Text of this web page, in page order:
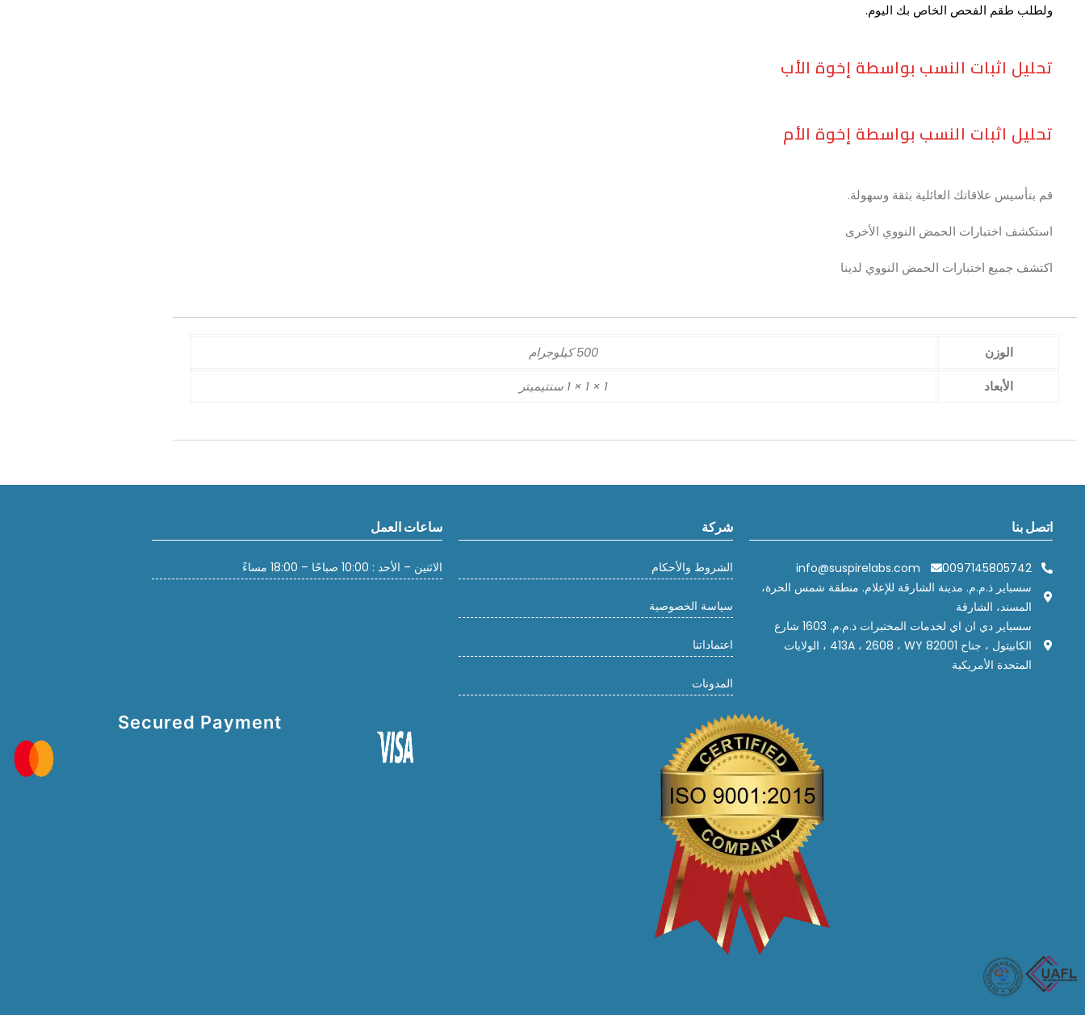
ولطلب طقم الفحص الخاص بك اليوم.
تحليل اثبات النسب بواسطة إخوة الأب
تحليل اثبات النسب بواسطة إخوة الأم
قم بتأسيس علاقاتك العائلية بثقة وسهولة.
استكشف اختبارات الحمض النووي الأخرى
اكتشف جميع اختبارات الحمض النووي لدينا
الوزن
500 كيلوجرام
الأبعاد
1 × 1 × 1 سنتيميتر
اتصل بنا
0097145805742
info@suspirelabs.com
سسباير ذ.م.م. مدينة الشارقة للإعلام. منطقة شمس الحرة،
المسند، الشارقة
سسباير دي ان اي لخدمات المختبرات ذ.م.م. 1603 شارع
الكابيتول ، جناح 413A ، 2608 ، WY 82001 ، الولايات
المتحدة الأمريكية
شركة
الشروط والأحكام
سياسة الخصوصية
اعتماداتنا
المدونات
ساعات العمل
الاثنين – الأحد : 10:00 صباحًا – 18:00 مساءً
Secured Payment